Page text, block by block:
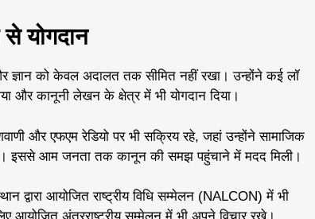
योगदान
को केवल अदालत तक सीमित नहीं रखा। उन्होंने कई लॉ
और कानूनी लेखन के क्षेत्र में भी योगदान दिया।
और एफएम रेडियो पर भी सक्रिय रहे, जहां उन्होंने सामाजिक
इससे आम जनता तक कानून की समझ पहुंचाने में मदद मिली।
द्वारा आयोजित राष्ट्रीय विधि सम्मेलन (NALCON) में भी